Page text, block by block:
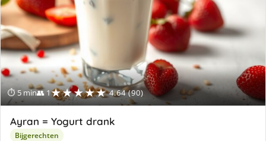
⏱ 5 min👥 1★★★★★ 4.64 (90)
Ayran = Yogurt drank
Bijgerechten